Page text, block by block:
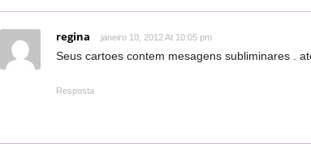
regina janeiro 10, 2012 At 10:05 pm
Seus cartoes contem mesagens subliminares .
Resposta